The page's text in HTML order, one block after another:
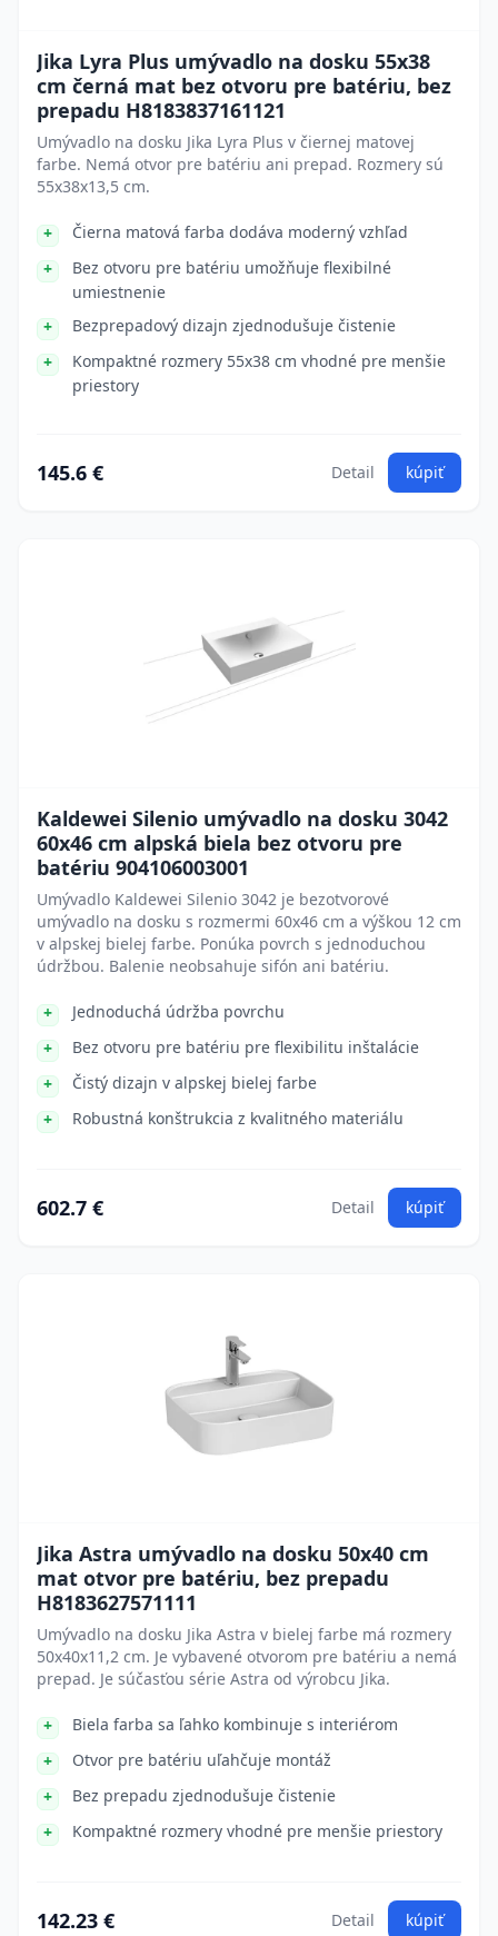
Jika Lyra Plus umývadlo na dosku 55x38
cm černá mat bez otvoru pre batériu, bez
prepadu H8183837161121
Umývadlo na dosku Jika Lyra Plus v čiernej matovej
farbe. Nemá otvor pre batériu ani prepad. Rozmery sú
55x38x13,5 cm.
Čierna matová farba dodáva moderný vzhľad
Bez otvoru pre batériu umožňuje flexibilné
umiestnenie
Bezprepadový dizajn zjednodušuje čistenie
Kompaktné rozmery 55x38 cm vhodné pre menšie
priestory
145.6 € Detail kúpiť
Kaldewei Silenio umývadlo na dosku 3042
60x46 cm alpská biela bez otvoru pre
batériu 904106003001
Umývadlo Kaldewei Silenio 3042 je bezotvorové
umývadlo na dosku s rozmermi 60x46 cm a výškou 12 cm
v alpskej bielej farbe. Ponúka povrch s jednoduchou
údržbou. Balenie neobsahuje sifón ani batériu.
Jednoduchá údržba povrchu
Bez otvoru pre batériu pre flexibilitu inštalácie
Čistý dizajn v alpskej bielej farbe
Robustná konštrukcia z kvalitného materiálu
602.7 € Detail kúpiť
Jika Astra umývadlo na dosku 50x40 cm
mat otvor pre batériu, bez prepadu
H8183627571111
Umývadlo na dosku Jika Astra v bielej farbe má rozmery
50x40x11,2 cm. Je vybavené otvorom pre batériu a nemá
prepad. Je súčasťou série Astra od výrobcu Jika.
Biela farba sa ľahko kombinuje s interiérom
Otvor pre batériu uľahčuje montáž
Bez prepadu zjednodušuje čistenie
Kompaktné rozmery vhodné pre menšie priestory
142.23 € Detail kúpiť